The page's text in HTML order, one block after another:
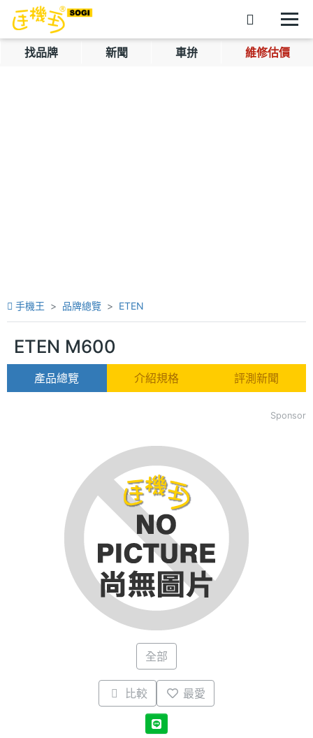
找品牌 新聞 車拚 維修估價
手機王 品牌總覽 ETEN
ETEN M600
產品總覽 介紹規格 評測新聞
Sponsor
全部
比較 最愛